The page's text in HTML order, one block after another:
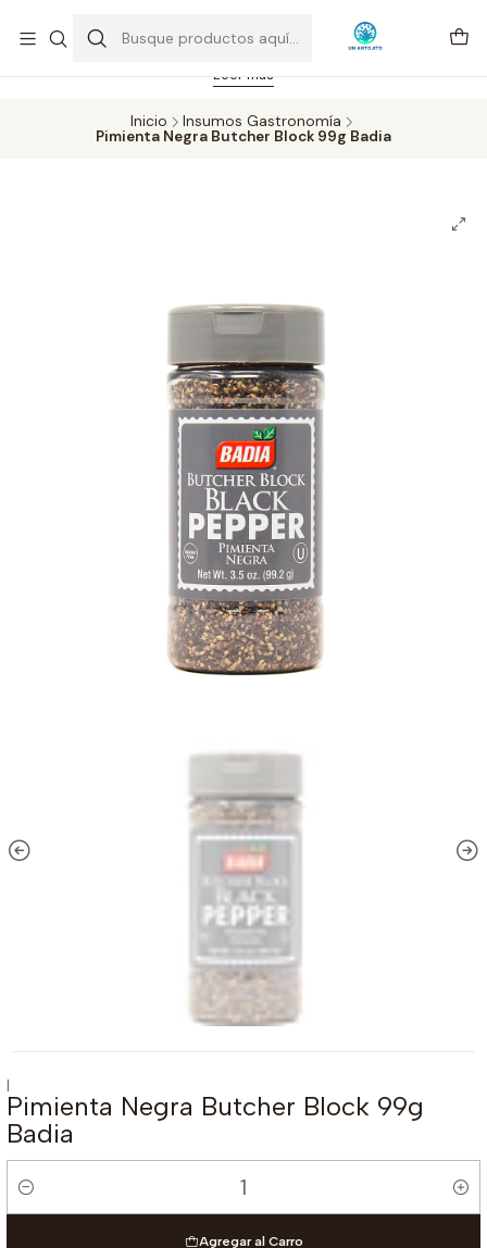
Feriado 21-05-2026 atención hasta las 14 hrs. Envío GRATIS mismo
día solo área Metropolitana Santiago por compras desde CLP 39.900.
Pedidos hasta 16 hrs., sábados y domingos hasta 14 hrs.
Leer más
Inicio
Insumos Gastronomía
Pimienta Negra Butcher Block 99g Badia
|
Pimienta Negra Butcher Block 99g
Badia
Cantidad
Agregar al Carro